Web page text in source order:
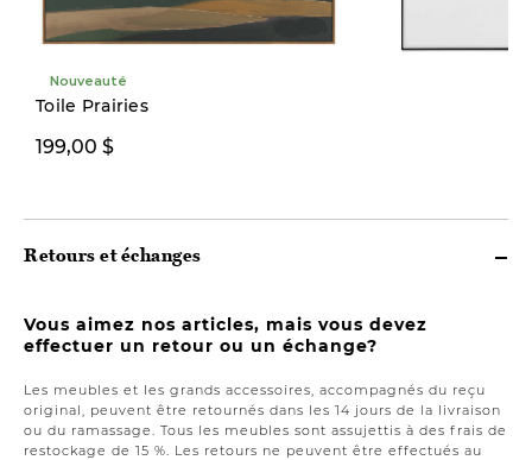
Nouveauté
Toile Prairies
199,00 $
Retours et échanges
Vous aimez nos articles, mais vous devez
effectuer un retour ou un échange?
Les meubles et les grands accessoires, accompagnés du reçu
original, peuvent être retournés dans les 14 jours de la livraison
ou du ramassage. Tous les meubles sont assujettis à des frais de
restockage de 15 %. Les retours ne peuvent être effectués au